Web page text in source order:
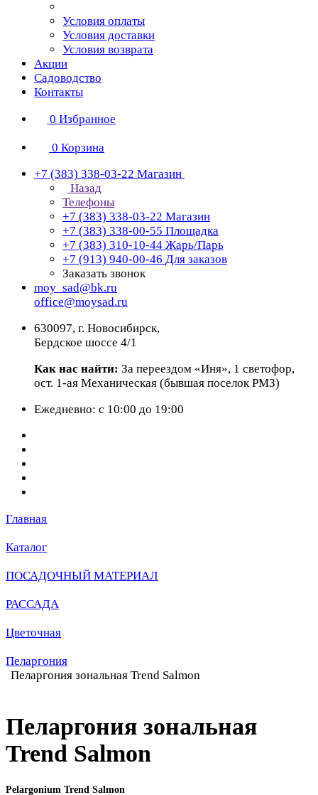
Условия оплаты
Условия доставки
Условия возврата
Акции
Садоводство
Контакты
0 Избранное
0 Корзина
+7 (383) 338-03-22 Магазин
Назад
Телефоны
+7 (383) 338-03-22 Магазин
+7 (383) 338-00-55 Площадка
+7 (383) 310-10-44 Жарь/Парь
+7 (913) 940-00-46 Для заказов
Заказать звонок
moy_sad@bk.ru
office@moysad.ru
630097, г. Новосибирск,
Бердское шоссе 4/1
Как нас найти: За переездом «Иня», 1 светофор,
ост. 1-ая Механическая (бывшая поселок РМЗ)
Ежедневно: с 10:00 до 19:00
Главная
Каталог
ПОСАДОЧНЫЙ МАТЕРИАЛ
РАССАДА
Цветочная
Пеларгония
Пеларгония зональная Trend Salmon
Пеларгония зональная
Trend Salmon
Pelargonium Trend Salmon